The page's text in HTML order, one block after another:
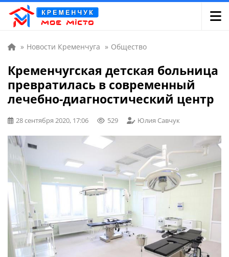
» Новости Кременчуга » Общество
Кременчугская детская больница
превратилась в современный
лечебно-диагностический центр
28 сентября 2020, 17:06 529 Юлия Савчук